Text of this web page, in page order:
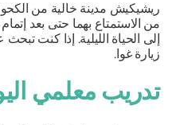
ريشيكيش مدينة خالية من
من الاستمتاع بهما حتى بعد إتمام
إلى الحياة الليلية. إذا كنت
زيارة غوا.
تدريب معلمي